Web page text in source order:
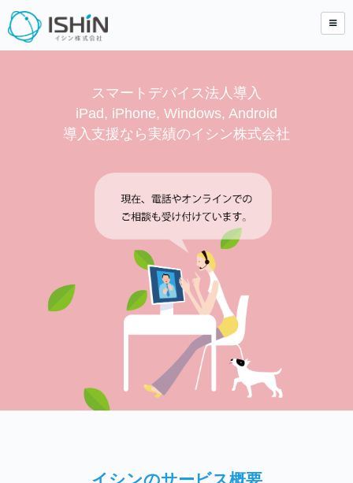
スマートデバイス法人導入
iPad, iPhone, Windows, Android
導入支援なら実績のイシン株式会社